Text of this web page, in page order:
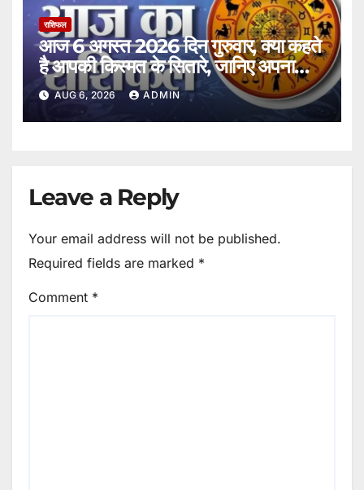
राशिफल
आज 6 अगस्त 2026 दिन गुरुवार, क्या कहते
है आपकी किस्मत के सितारे, जानिए अपना
राशिफल।
AUG 6, 2026 ADMIN
Leave a Reply
Your email address will not be published.
Required fields are marked *
Comment *